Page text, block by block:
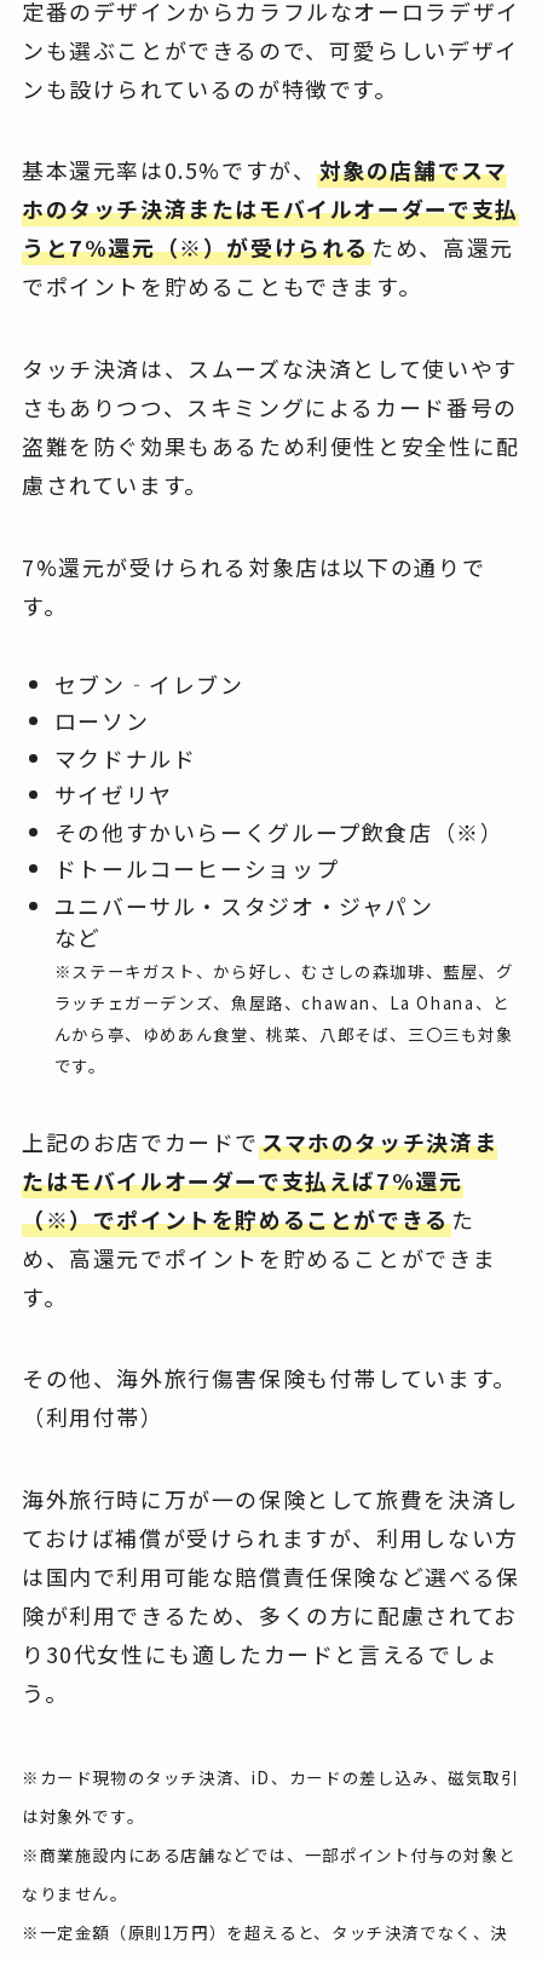
定番のデザインからカラフルなオーロラデザイ
ンも選ぶことができるので、可愛らしいデザイ
ンも設けられているのが特徴です。
基本還元率は0.5%ですが、 対象の店舗でスマ
ホのタッチ決済またはモバイルオーダーで支払
うと7%還元（※）が受けられるため、高還元
でポイントを貯めることもできます。
タッチ決済は、スムーズな決済として使いやす
さもありつつ、スキミングによるカード番号の
盗難を防ぐ効果もあるため利便性と安全性に配
慮されています。
7%還元が受けられる対象店は以下の通りで
す。
セブン‐イレブン
ローソン
マクドナルド
サイゼリヤ
その他すかいらーくグループ飲食店（※）
ドトールコーヒーショップ
ユニバーサル・スタジオ・ジャパン
など
※ステーキガスト、から好し、むさしの森珈琲、藍屋、グ
ラッチェガーデンズ、魚屋路、chawan、La Ohana、と
んから亭、ゆめあん食堂、桃菜、八郎そば、三〇三も対象
です。
上記のお店でカードでスマホのタッチ決済ま
たはモバイルオーダーで支払えば7%還元
（※）でポイントを貯めることができるた
め、高還元でポイントを貯めることができま
す。
その他、海外旅行傷害保険も付帯しています。
（利用付帯）
海外旅行時に万が一の保険として旅費を決済し
ておけば補償が受けられますが、利用しない方
は国内で利用可能な賠償責任保険など選べる保
険が利用できるため、多くの方に配慮されてお
り30代女性にも適したカードと言えるでしょ
う。
※カード現物のタッチ決済、iD、カードの差し込み、磁気取引
は対象外です。
※商業施設内にある店舗などでは、一部ポイント付与の対象と
なりません。
※一定金額（原則1万円）を超えると、タッチ決済でなく、決